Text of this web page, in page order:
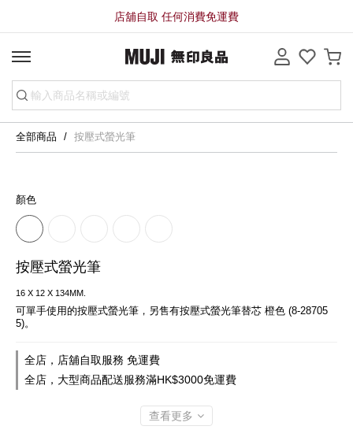
店舖自取 任何消費免運費
全部商品 按壓式螢光筆
顏色
按壓式螢光筆
16 X 12 X 134MM.
可單手使用的按壓式螢光筆，另售有按壓式螢光筆替芯 橙色 (8-28705
5)。
全店，店舖自取服務 免運費
全店，大型商品配送服務滿HK$3000免運費
查看更多